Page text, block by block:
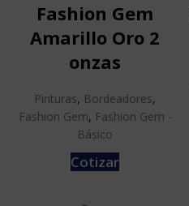
Fashion Gem
Amarillo Oro 2
onzas
Pinturas, Bordeadores,
Fashion Gem, Fashion Gem -
Básico
Cotizar